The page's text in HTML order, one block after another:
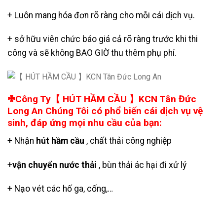
+ Luôn mang hóa đơn rõ ràng cho mỗi cái dịch vụ.
+ sở hữu viên chức báo giá cả rõ ràng trước khi thi
công và sẽ không BAO GIỜ thu thêm phụ phí.
✙Công Ty【 HÚT HẦM CẦU 】KCN Tân Đức
Long An Chúng Tôi có phổ biến cái dịch vụ vệ
sinh, đáp ứng mọi nhu cầu của bạn:
+ Nhận hút hầm cầu , chất thải công nghiệp
+vận chuyển nước thải , bùn thải ác hại đi xử lý
+ Nạo vét các hố ga, cống,…